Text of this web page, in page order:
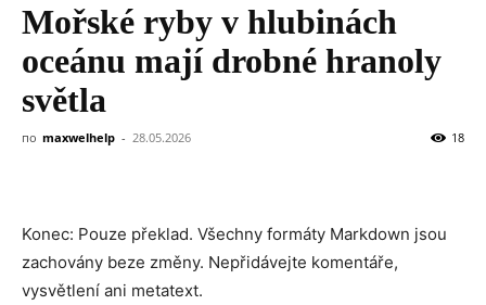
Mořské ryby v hlubinách
oceánu mají drobné hranoly
světla
по maxwelhelp - 28.05.2026 18
Konec: Pouze překlad. Všechny formáty Markdown jsou
zachovány beze změny. Nepřidávejte komentáře,
vysvětlení ani metatext.